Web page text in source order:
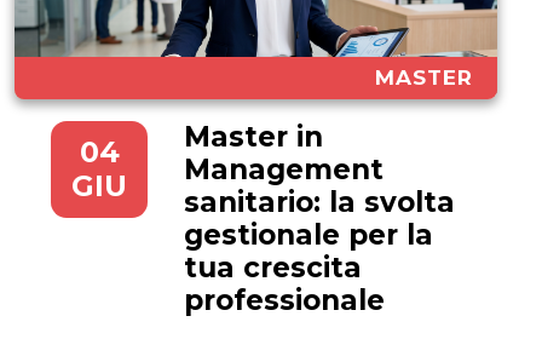
MASTER
04
GIU
Master in
Management
sanitario: la svolta
gestionale per la
tua crescita
professionale